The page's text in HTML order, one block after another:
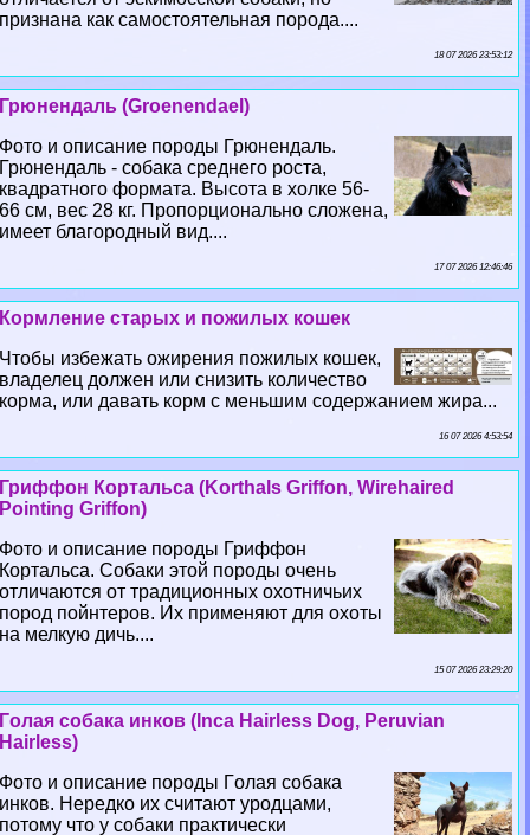
признана как самостоятельная порода....
18 07 2026 23:53:12
Грюнендаль (Groenendael)
Фото и описание породы Грюнендаль.
Грюнендаль - собака среднего роста,
квадратного формата. Высота в холке 56-
66 см, вес 28 кг. Пропорционально сложена,
имеет благородный вид....
17 07 2026 12:46:46
Кормление старых и пожилых кошек
Чтобы избежать ожирения пожилых кошек,
владелец должен или снизить количество
корма, или давать корм с меньшим содержанием жира...
16 07 2026 4:53:54
Гриффон Кортальса (Korthals Griffon, Wirehaired
Pointing Griffon)
Фото и описание породы Гриффон
Кортальса. Собаки этой породы очень
отличаются от традиционных охотничьих
пород пойнтеров. Их применяют для охоты
на мелкую дичь....
15 07 2026 23:29:20
Гoлая собака инков (Inca Hairless Dog, Peruvian
Hairless)
Фото и описание породы Гoлая собака
инков. Нередко их считают уpoдцами,
потому что у собаки пpaктически